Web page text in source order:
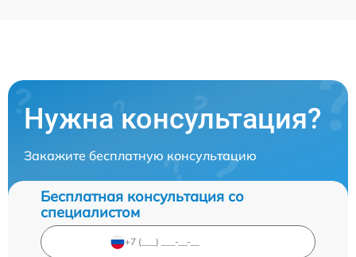
Нужна консультация?
Закажите бесплатную консультацию
Бесплатная консультация со
специалистом